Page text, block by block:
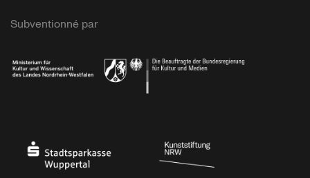
Subventionné par